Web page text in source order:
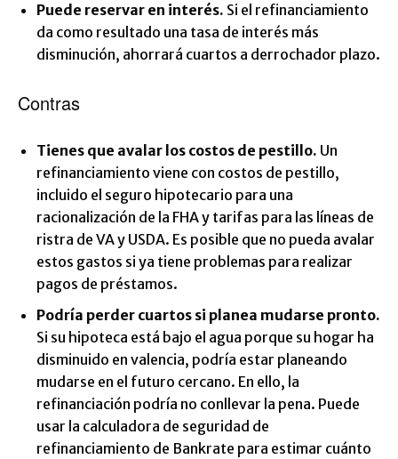
Puede reservar en interés. Si el refinanciamiento
da como resultado una tasa de interés más
disminución, ahorrará cuartos a derrochador plazo.
Contras
Tienes que avalar los costos de pestillo. Un
refinanciamiento viene con costos de pestillo,
incluido el seguro hipotecario para una
racionalización de la FHA y tarifas para las líneas de
ristra de VA y USDA. Es posible que no pueda avalar
estos gastos si ya tiene problemas para realizar
pagos de préstamos.
Podría perder cuartos si planea mudarse pronto.
Si su hipoteca está bajo el agua porque su hogar ha
disminuido en valencia, podría estar planeando
mudarse en el futuro cercano. En ello, la
refinanciación podría no conllevar la pena. Puede
usar la calculadora de seguridad de
refinanciamiento de Bankrate para estimar cuánto